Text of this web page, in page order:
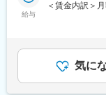
場の大きさな
を考えます。
したり、図面
給与
＜賃金内訳＞
＞※上記は想
昇給：年1回■
金額であり、
は固定手当を
気に